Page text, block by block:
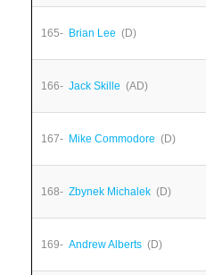
165- Brian Lee (D)
166- Jack Skille (AD)
167- Mike Commodore (D)
168- Zbynek Michalek (D)
169- Andrew Alberts (D)